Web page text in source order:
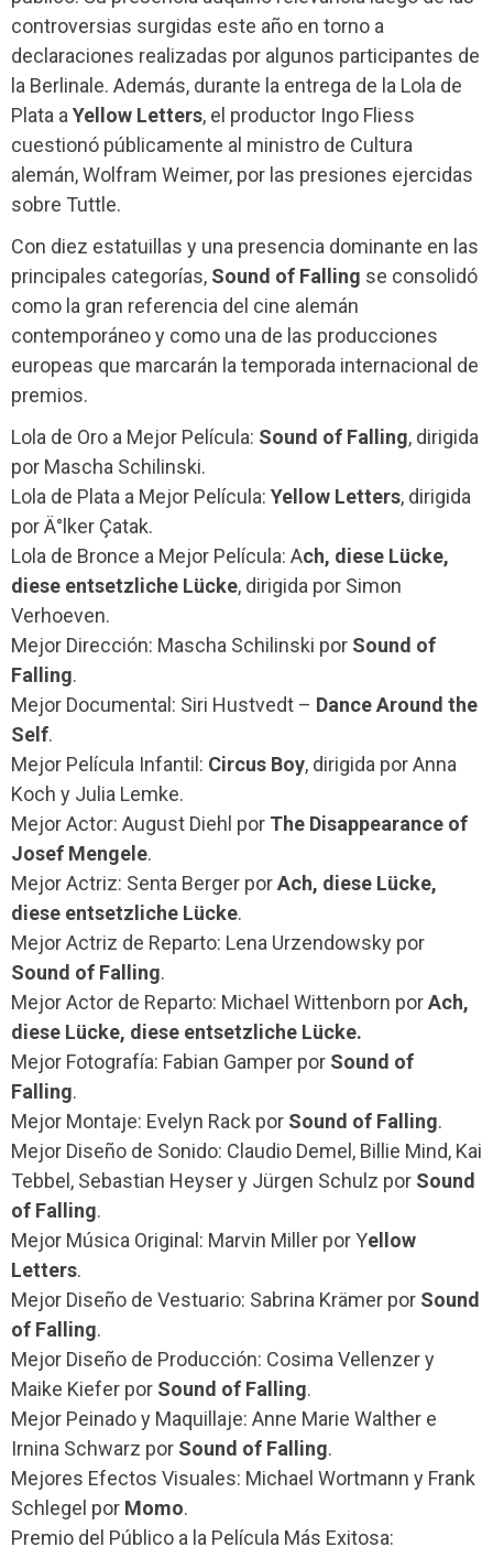
controversias surgidas este año en torno a
declaraciones realizadas por algunos participantes de
la Berlinale. Además, durante la entrega de la Lola de
Plata a Yellow Letters, el productor Ingo Fliess
cuestionó públicamente al ministro de Cultura
alemán, Wolfram Weimer, por las presiones ejercidas
sobre Tuttle.
Con diez estatuillas y una presencia dominante en las
principales categorías, Sound of Falling se consolidó
como la gran referencia del cine alemán
contemporáneo y como una de las producciones
europeas que marcarán la temporada internacional de
premios.
Lola de Oro a Mejor Película: Sound of Falling, dirigida
por Mascha Schilinski.
Lola de Plata a Mejor Película: Yellow Letters, dirigida
por Ä°lker Çatak.
Lola de Bronce a Mejor Película: Ach, diese Lücke,
diese entsetzliche Lücke, dirigida por Simon
Verhoeven.
Mejor Dirección: Mascha Schilinski por Sound of
Falling.
Mejor Documental: Siri Hustvedt – Dance Around the
Self.
Mejor Película Infantil: Circus Boy, dirigida por Anna
Koch y Julia Lemke.
Mejor Actor: August Diehl por The Disappearance of
Josef Mengele.
Mejor Actriz: Senta Berger porAch, diese Lücke,
diese entsetzliche Lücke.
Mejor Actriz de Reparto: Lena Urzendowsky por
Sound of Falling.
Mejor Actor de Reparto: Michael Wittenborn porAch,
diese Lücke, diese entsetzliche Lücke.
Mejor Fotografía: Fabian Gamper por Sound of
Falling.
Mejor Montaje: Evelyn Rack por Sound of Falling.
Mejor Diseño de Sonido: Claudio Demel, Billie Mind, Kai
Tebbel, Sebastian Heyser y Jürgen Schulz por Sound
of Falling.
Mejor Música Original: Marvin Miller por Yellow
Letters.
Mejor Diseño de Vestuario: Sabrina Krämer por Sound
of Falling.
Mejor Diseño de Producción: Cosima Vellenzer y
Maike Kiefer por Sound of Falling.
Mejor Peinado y Maquillaje: Anne Marie Walther e
Irnina Schwarz por Sound of Falling.
Mejores Efectos Visuales: Michael Wortmann y Frank
Schlegel por Momo.
Premio del Público a la Película Más Exitosa: